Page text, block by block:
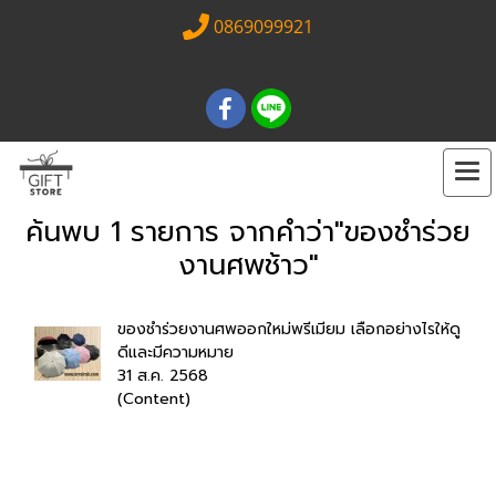
0869099921
ค้นพบ 1 รายการ จากคำว่า"ของชำร่วย
งานศพช้าว"
ของชำร่วยงานศพออกใหม่พรีเมียม เลือกอย่างไรให้ดู
ดีและมีความหมาย
31 ส.ค. 2568
(Content)